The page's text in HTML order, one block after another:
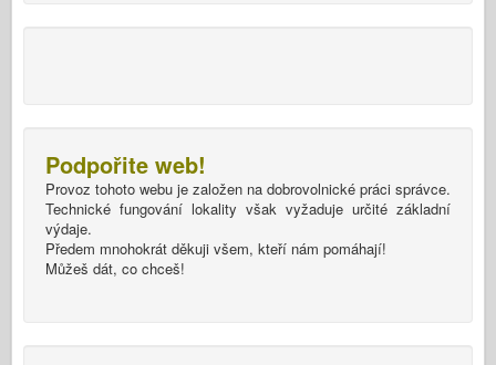
Podpořite web!
Provoz tohoto webu je založen na dobrovolnické práci správce.
Technické fungování lokality však vyžaduje určité základní
výdaje.
Předem mnohokrát děkuji všem, kteří nám pomáhají!
Můžeš dát, co chceš!